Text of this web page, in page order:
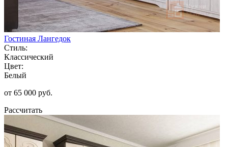
Гостиная Лангедок
Стиль:
Классический
Цвет:
Белый
от 65 000 руб.
Рассчитать